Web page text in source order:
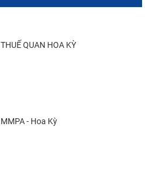
THUẾ QUAN HOA KỲ
MMPA - Hoa Kỳ